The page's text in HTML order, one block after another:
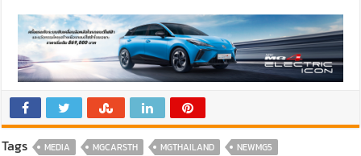
Tags MEDIA MGCARSTH MGTHAILAND
NEWMG5